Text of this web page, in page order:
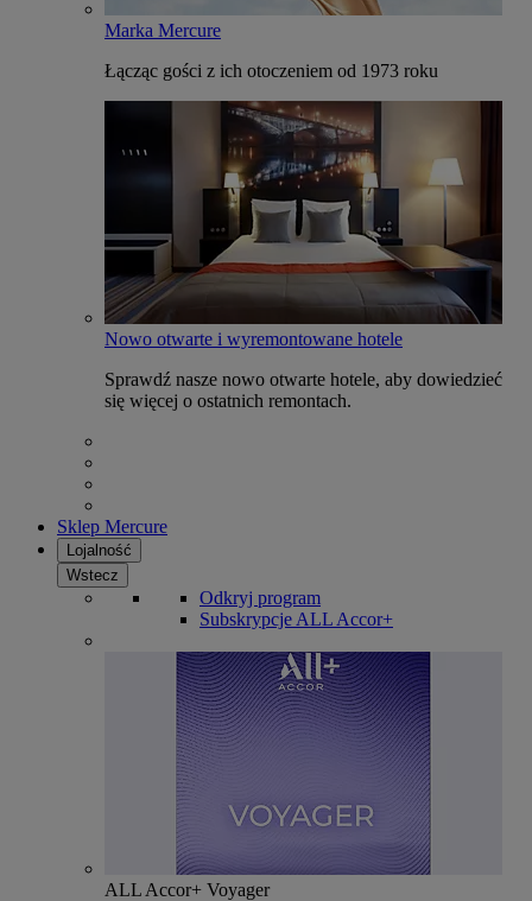
Marka Mercure
Łącząc gości z ich otoczeniem od 1973 roku
Nowo otwarte i wyremontowane hotele
Sprawdź nasze nowo otwarte hotele, aby dowiedzieć
się więcej o ostatnich remontach.
Sklep Mercure
Lojalność
Wstecz
Odkryj program
Subskrypcje ALL Accor+
ALL Accor+ Voyager